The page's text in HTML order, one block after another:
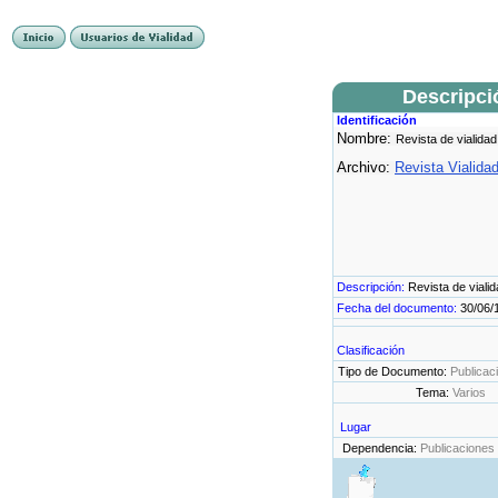
Identificación
Nombre: Revista de
Archivo: Revista
Descripción: Revista de
Fecha del documento: 30/06/
Clasificación
Tipo de Documento:
Tema: Varios
Lugar
Dependencia: Publicaciones